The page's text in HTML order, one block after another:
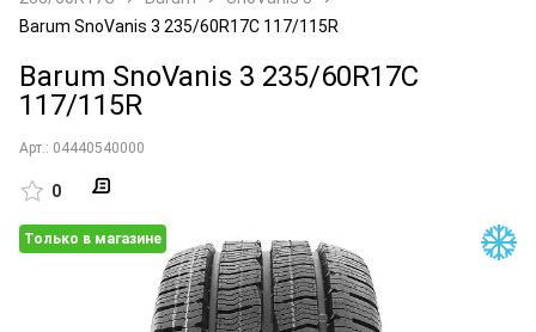
Barum SnoVanis 3 235/60R17C 117/115R
Barum SnoVanis 3 235/60R17C
117/115R
Арт.: 04440540000
0
Только в магазине